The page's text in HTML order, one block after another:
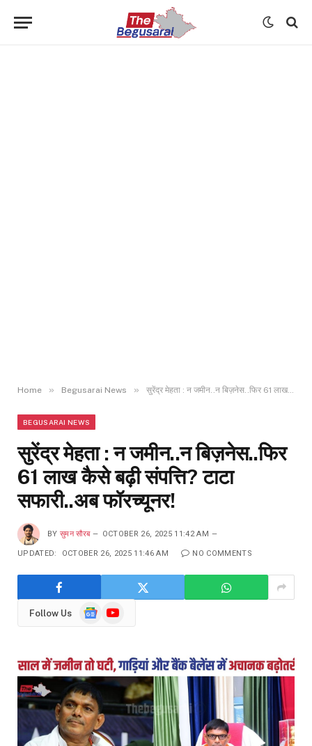
Home » Begusarai News » सुरेंद्र मेहता : न जमीन..न बिज़नेस..फिर 61 लाख कैसे बढ़ी संपत्ति? टाटा सफारी..अब फॉरच्यूनर!
BEGUSARAI NEWS
सुरेंद्र मेहता : न जमीन..न बिज़नेस..फिर
61 लाख कैसे बढ़ी संपत्ति? टाटा
सफारी..अब फॉरच्यूनर!
BY सुमन सौरब OCTOBER 26, 2025 11:42 AM
UPDATED: OCTOBER 26, 2025 11:46 AM NO COMMENTS
Follow Us
GoogleYouTube